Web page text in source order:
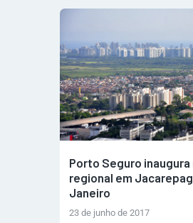
Porto Seguro inaugura
regional em
Janeiro
23 de junho de 2017